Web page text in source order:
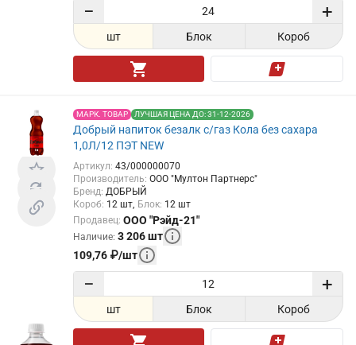
− +
шт Блок Короб
МАРК. ТОВАР ЛУЧШАЯ ЦЕНА ДО: 31-12-2026
Добрый напиток безалк с/газ Кола без сахара
1,0Л/12 ПЭТ NEW
Артикул: 43/000000070
Производитель: ООО "Мултон Партнерс"
Бренд: ДОБРЫЙ
Короб: 12 шт Блок: 12 шт
Продавец: ООО "Рэйд-21"
Наличие: 3 206шт
109,76 ₽/шт
− +
шт Блок Короб